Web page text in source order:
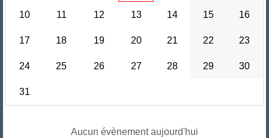
10 11 12 13 14 15 16
17 18 19 20 21 22 23
24 25 26 27 28 29 30
31
Aucun évènement aujourd'hui